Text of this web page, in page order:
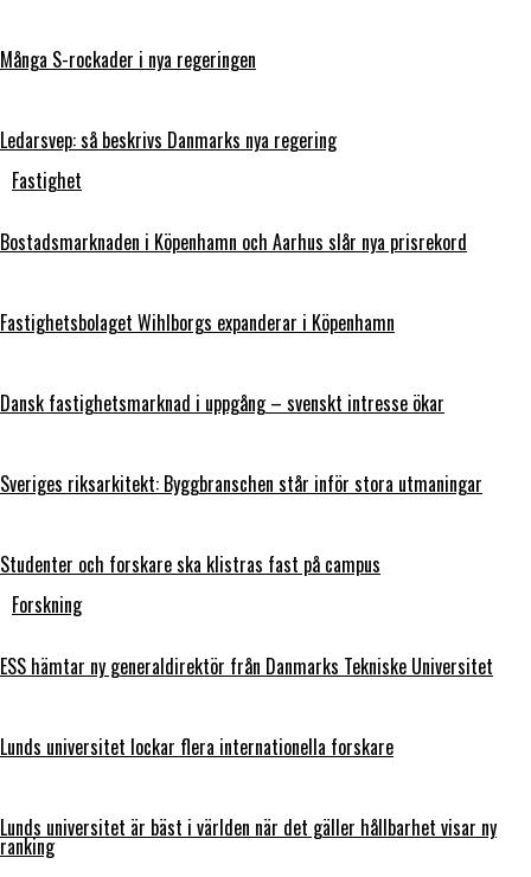
Många S-rockader i nya regeringen
Ledarsvep: så beskrivs Danmarks nya regering
Fastighet
Bostadsmarknaden i Köpenhamn och Aarhus slår nya prisrekord
Fastighetsbolaget Wihlborgs expanderar i Köpenhamn
Dansk fastighetsmarknad i uppgång – svenskt intresse ökar
Sveriges riksarkitekt: Byggbranschen står inför stora utmaningar
Studenter och forskare ska klistras fast på campus
Forskning
ESS hämtar ny generaldirektör från Danmarks Tekniske Universitet
Lunds universitet lockar flera internationella forskare
Lunds universitet är bäst i världen när det gäller hållbarhet visar ny
ranking